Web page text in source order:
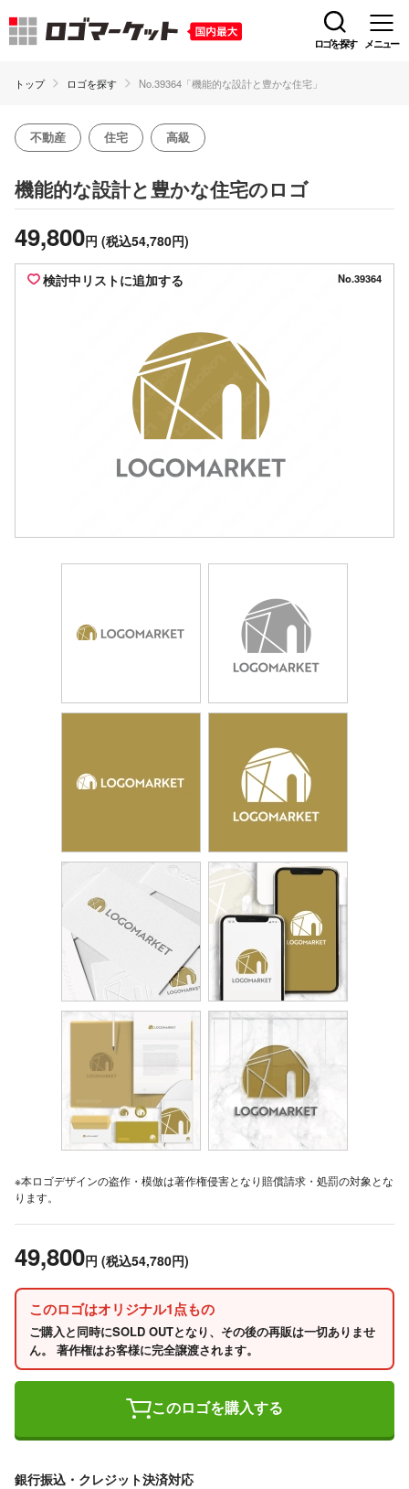
ロゴを探す メニュー
トップ ロゴを探す No.39364「機能的な設計と豊かな住宅」
不動産 住宅 高級
機能的な設計と豊かな住宅のロゴ
49,800円 (税込54,780円)
検討中リストに追加する No.39364
※本ロゴデザインの盗作・模倣は著作権侵害となり賠償請求・処罰の対象とな
ります。
49,800円 (税込54,780円)
このロゴはオリジナル1点もの
ご購入と同時にSOLD OUTとなり、その後の再販は一切ありませ
ん。 著作権はお客様に完全譲渡されます。
このロゴを購入する
銀行振込・クレジット決済対応